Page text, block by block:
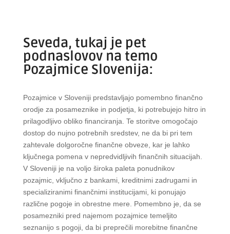
Seveda, tukaj je pet
podnaslovov na temo
Pozajmice Slovenija:
Pozajmice v Sloveniji predstavljajo pomembno finančno
orodje za posameznike in podjetja, ki potrebujejo hitro in
prilagodljivo obliko financiranja. Te storitve omogočajo
dostop do nujno potrebnih sredstev, ne da bi pri tem
zahtevale dolgoročne finančne obveze, kar je lahko
ključnega pomena v nepredvidljivih finančnih situacijah.
V Sloveniji je na voljo široka paleta ponudnikov
pozajmic, vključno z bankami, kreditnimi zadrugami in
specializiranimi finančnimi institucijami, ki ponujajo
različne pogoje in obrestne mere. Pomembno je, da se
posamezniki pred najemom pozajmice temeljito
seznanijo s pogoji, da bi preprečili morebitne finančne